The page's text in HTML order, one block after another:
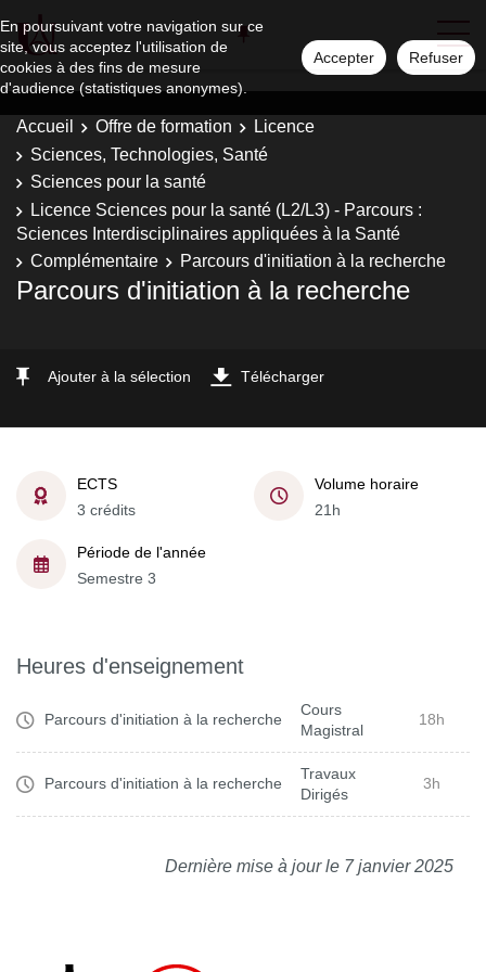
En poursuivant votre navigation sur ce
site, vous acceptez l'utilisation de
cookies à des fins de mesure
d'audience (statistiques anonymes).
Accepter Refuser
Accueil Offre de formation
Licence
Sciences, Technologies, Santé
Sciences pour la santé
Licence Sciences pour la santé (L2/L3) - Parcours :
Sciences Interdisciplinaires appliquées à la Santé
Complémentaire
Parcours d'initiation à la recherche
Parcours d'initiation à la recherche
Ajouter à la sélection Télécharger
ECTS
3 crédits
Volume horaire
21h
Période de l'année
Semestre 3
Heures d'enseignement
Parcours d'initiation à la recherche
Cours
Magistral
18h
Parcours d'initiation à la recherche
Travaux
Dirigés
3h
Dernière mise à jour le 7 janvier 2025